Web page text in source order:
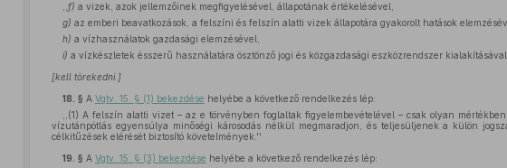
f) a vizek, azok jellemzőinek megfigyelésével, állapotának értékelésével,
g) az emberi beavatkozások, a felszíni és felszín alatti vizek állapotára gyakorolt hatások
h) a vízhasználatok gazdasági elemzésével,
i) a vízkészletek ésszerű használatára ösztönző jogi és közgazdasági eszközrendszer
[kell törekedni.]
18. § A Vgtv. 15. § (1) bekezdése helyébe a következő rendelkezés lép:
,,(1) A felszín alatti vizet – az e törvényben foglaltak figyelembevételével – csak olyan
vízutánpótlás egyensúlya minőségi károsodás nélkül megmaradjon, és teljesüljenek a külön
célkitűzések elérését biztosító követelmények.''
19. § A Vgtv. 15. § (3) bekezdése helyébe a következő rendelkezés lép: